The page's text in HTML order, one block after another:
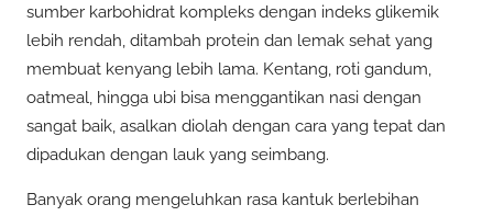
sumber karbohidrat kompleks dengan indeks glikemik
lebih rendah, ditambah protein dan lemak sehat yang
membuat kenyang lebih lama. Kentang, roti gandum,
oatmeal, hingga ubi bisa menggantikan nasi dengan
sangat baik, asalkan diolah dengan cara yang tepat dan
dipadukan dengan lauk yang seimbang.
Banyak orang mengeluhkan rasa kantuk berlebihan